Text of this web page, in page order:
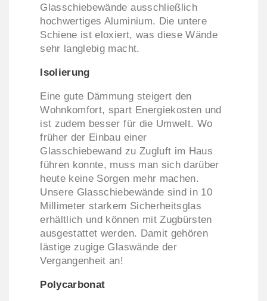
Glasschiebewände ausschließlich
hochwertiges Aluminium. Die untere
Schiene ist eloxiert, was diese Wände
sehr langlebig macht.
Isolierung
Eine gute Dämmung steigert den
Wohnkomfort, spart Energiekosten und
ist zudem besser für die Umwelt. Wo
früher der Einbau einer
Glasschiebewand zu Zugluft im Haus
führen konnte, muss man sich darüber
heute keine Sorgen mehr machen.
Unsere Glasschiebewände sind in 10
Millimeter starkem Sicherheitsglas
erhältlich und können mit Zugbürsten
ausgestattet werden. Damit gehören
lästige zugige Glaswände der
Vergangenheit an!
Polycarbonat